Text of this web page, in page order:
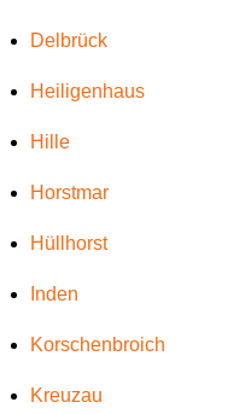
Delbrück
Heiligenhaus
Hille
Horstmar
Hüllhorst
Inden
Korschenbroich
Kreuzau